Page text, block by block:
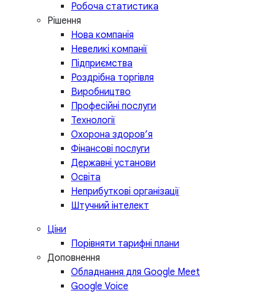
Робоча статистика
Рішення
Нова компанія
Невеликі компанії
Підприємства
Роздрібна торгівля
Виробництво
Професійні послуги
Технології
Охорона здоров’я
Фінансові послуги
Державні установи
Освіта
Неприбуткові організації
Штучний інтелект
Ціни
Порівняти тарифні плани
Доповнення
Обладнання для Google Meet
Google Voice